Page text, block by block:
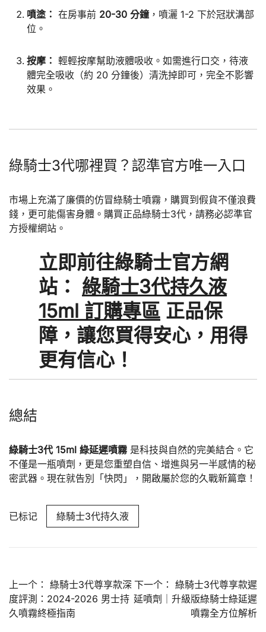
噴塗： 在房事前 20-30 分鐘，噴灑 1-2 下於冠狀溝部
位。
按摩： 輕輕按摩幫助液體吸收。如需進行口交，待液
體完全吸收（約 20 分鐘後）清洗掉即可，完全不影響
效果。
綠騎士3代哪裡買？認準官方唯一入口
市場上充滿了廉價的仿冒綠騎士噴霧，購買到假貨不僅浪費
錢，更可能傷害身體。購買正品綠騎士3代，請務必認準官
方授權網站。
立即前往綠騎士官方網
站： 綠騎士3代持久液
15ml 訂購專區 正品保
障，讓您買得安心，用得
更有信心！
總結
綠騎士3代 15ml 綠延遲噴霧是科技與自然的完美結合。它
不僅是一瓶噴劑，更是您重塑自信、增進與另一半感情的秘
密武器。現在就告別「快閃」，開啟屬於您的久戰新篇章！
已标记 綠騎士3代持久液
文
章
導
上一个： 綠騎士3代尊享款深
度評測：2024-2026 男士持
久噴霧終極指南
下一个： 綠騎士3代尊享款遲
延噴劑｜升級版綠騎士綠延遲
噴霧全方位解析